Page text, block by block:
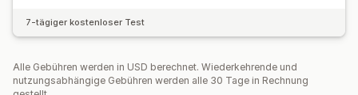
7-tägiger kostenloser Test
Alle Gebühren werden in USD berechnet. Wiederkehrende und
nutzungsabhängige Gebühren werden alle 30 Tage in Rechnung